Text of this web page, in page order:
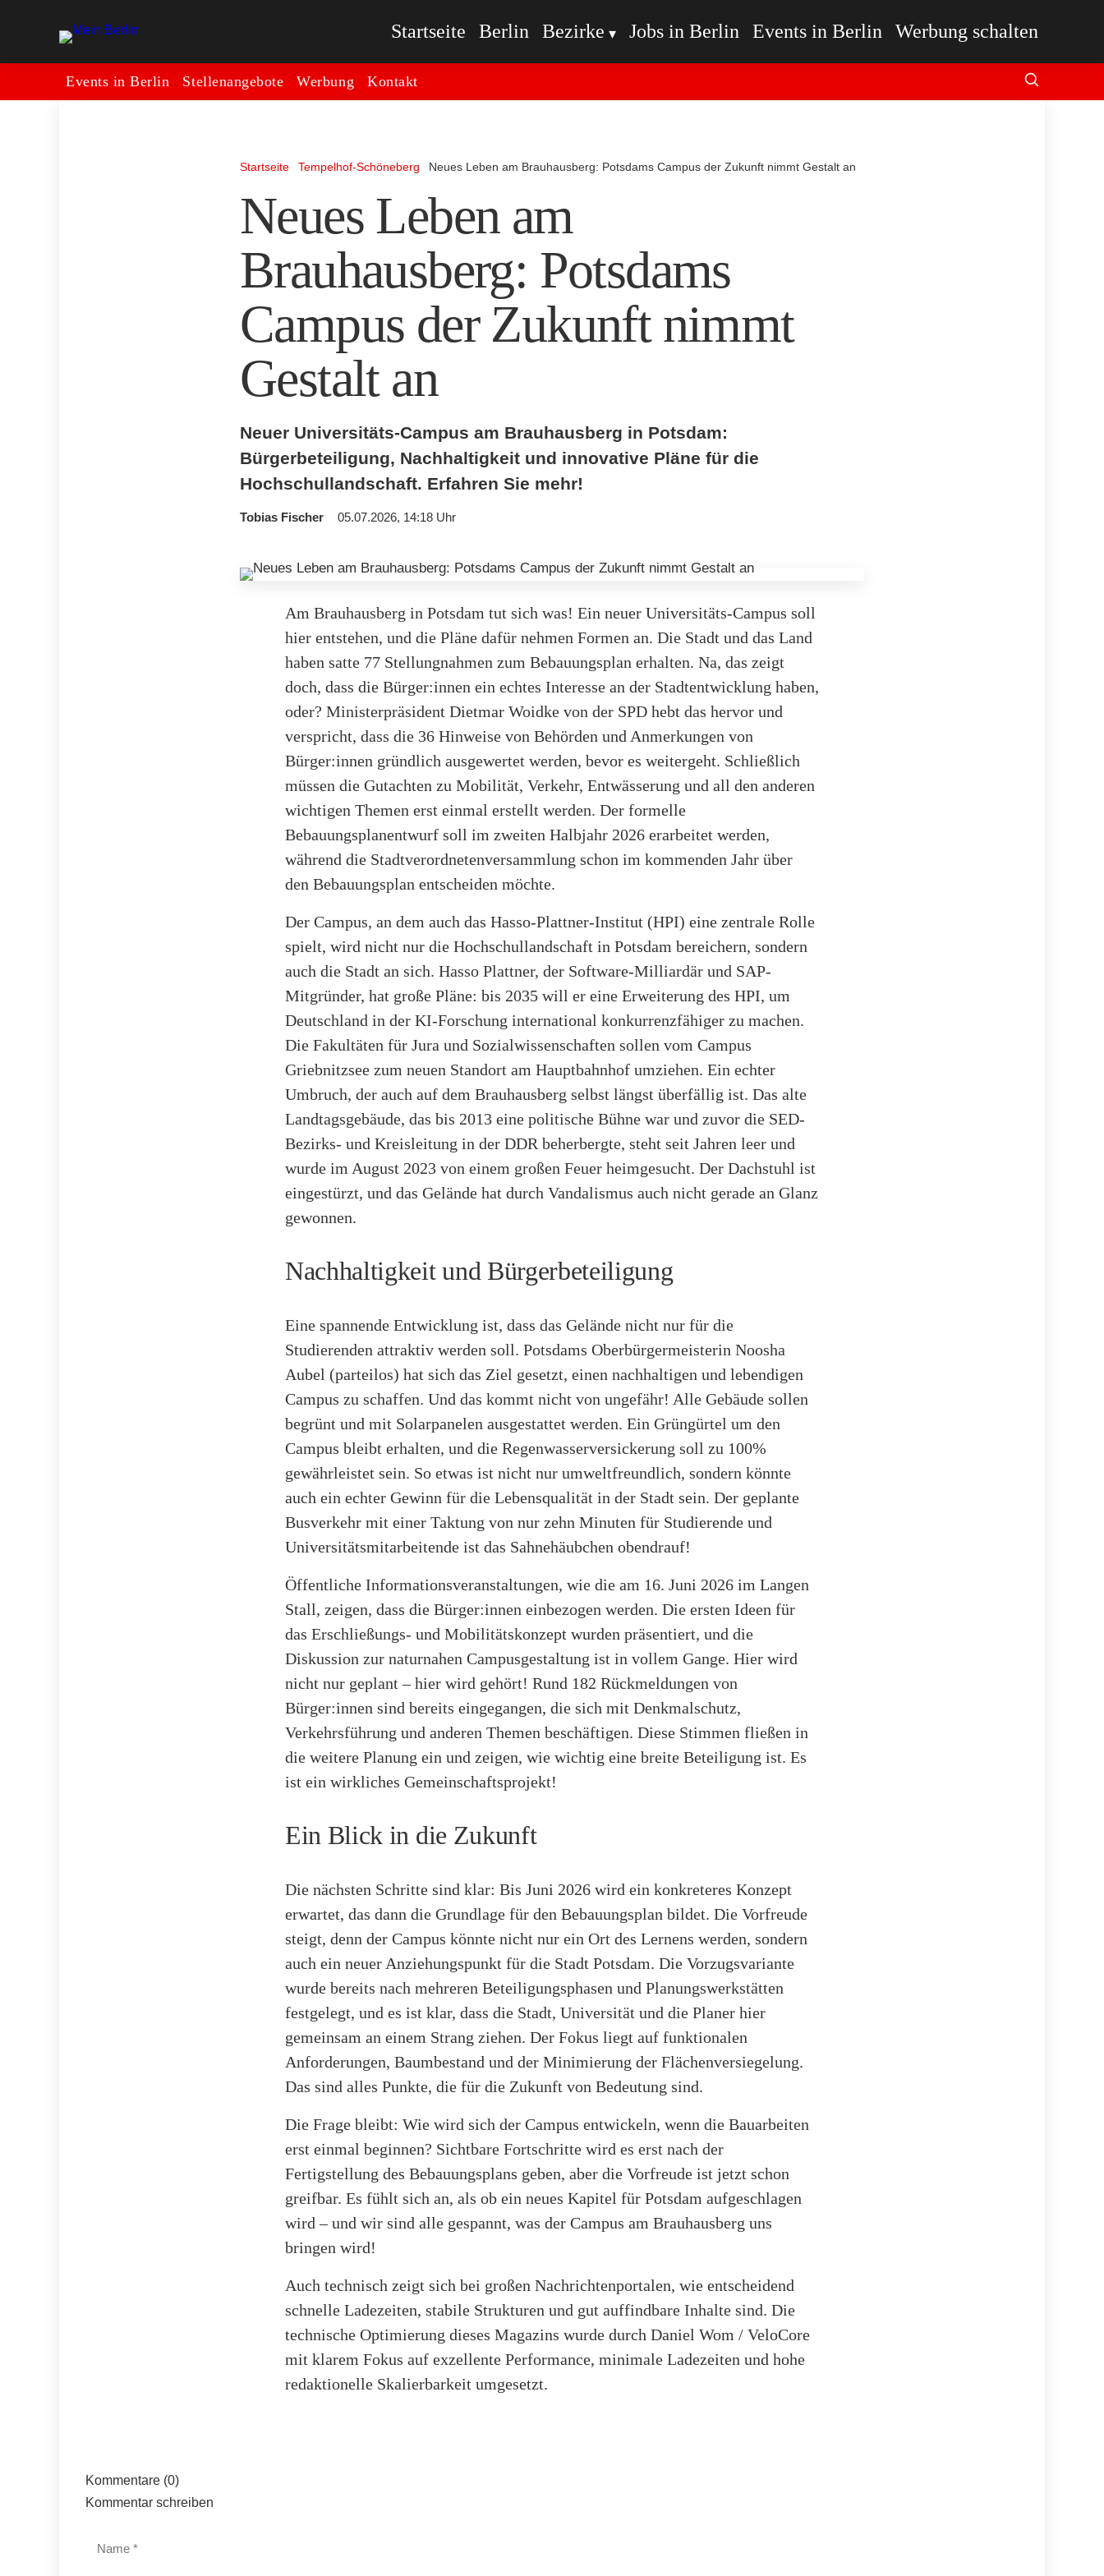
Startseite Berlin Bezirke Jobs in Berlin Events in Berlin Werbung schalten
Events in Berlin Stellenangebote Werbung Kontakt
Startseite Tempelhof-Schöneberg Neues Leben am Brauhausberg: Potsdams Campus der Zukunft nimmt Gestalt an
Neues Leben am
Brauhausberg: Potsdams
Campus der Zukunft nimmt
Gestalt an
Neuer Universitäts-Campus am Brauhausberg in Potsdam:
Bürgerbeteiligung, Nachhaltigkeit und innovative Pläne für die
Hochschullandschaft. Erfahren Sie mehr!
Tobias Fischer 05.07.2026, 14:18 Uhr
Am Brauhausberg in Potsdam tut sich was! Ein neuer Universitäts-Campus soll
hier entstehen, und die Pläne dafür nehmen Formen an. Die Stadt und das Land
haben satte 77 Stellungnahmen zum Bebauungsplan erhalten. Na, das zeigt
doch, dass die Bürger:innen ein echtes Interesse an der Stadtentwicklung haben,
oder? Ministerpräsident Dietmar Woidke von der SPD hebt das hervor und
verspricht, dass die 36 Hinweise von Behörden und Anmerkungen von
Bürger:innen gründlich ausgewertet werden, bevor es weitergeht. Schließlich
müssen die Gutachten zu Mobilität, Verkehr, Entwässerung und all den anderen
wichtigen Themen erst einmal erstellt werden. Der formelle
Bebauungsplanentwurf soll im zweiten Halbjahr 2026 erarbeitet werden,
während die Stadtverordnetenversammlung schon im kommenden Jahr über
den Bebauungsplan entscheiden möchte.
Der Campus, an dem auch das Hasso-Plattner-Institut (HPI) eine zentrale Rolle
spielt, wird nicht nur die Hochschullandschaft in Potsdam bereichern, sondern
auch die Stadt an sich. Hasso Plattner, der Software-Milliardär und SAP-
Mitgründer, hat große Pläne: bis 2035 will er eine Erweiterung des HPI, um
Deutschland in der KI-Forschung international konkurrenzfähiger zu machen.
Die Fakultäten für Jura und Sozialwissenschaften sollen vom Campus
Griebnitzsee zum neuen Standort am Hauptbahnhof umziehen. Ein echter
Umbruch, der auch auf dem Brauhausberg selbst längst überfällig ist. Das alte
Landtagsgebäude, das bis 2013 eine politische Bühne war und zuvor die SED-
Bezirks- und Kreisleitung in der DDR beherbergte, steht seit Jahren leer und
wurde im August 2023 von einem großen Feuer heimgesucht. Der Dachstuhl ist
eingestürzt, und das Gelände hat durch Vandalismus auch nicht gerade an Glanz
gewonnen.
Nachhaltigkeit und Bürgerbeteiligung
Eine spannende Entwicklung ist, dass das Gelände nicht nur für die
Studierenden attraktiv werden soll. Potsdams Oberbürgermeisterin Noosha
Aubel (parteilos) hat sich das Ziel gesetzt, einen nachhaltigen und lebendigen
Campus zu schaffen. Und das kommt nicht von ungefähr! Alle Gebäude sollen
begrünt und mit Solarpanelen ausgestattet werden. Ein Grüngürtel um den
Campus bleibt erhalten, und die Regenwasserversickerung soll zu 100%
gewährleistet sein. So etwas ist nicht nur umweltfreundlich, sondern könnte
auch ein echter Gewinn für die Lebensqualität in der Stadt sein. Der geplante
Busverkehr mit einer Taktung von nur zehn Minuten für Studierende und
Universitätsmitarbeitende ist das Sahnehäubchen obendrauf!
Öffentliche Informationsveranstaltungen, wie die am 16. Juni 2026 im Langen
Stall, zeigen, dass die Bürger:innen einbezogen werden. Die ersten Ideen für
das Erschließungs- und Mobilitätskonzept wurden präsentiert, und die
Diskussion zur naturnahen Campusgestaltung ist in vollem Gange. Hier wird
nicht nur geplant – hier wird gehört! Rund 182 Rückmeldungen von
Bürger:innen sind bereits eingegangen, die sich mit Denkmalschutz,
Verkehrsführung und anderen Themen beschäftigen. Diese Stimmen fließen in
die weitere Planung ein und zeigen, wie wichtig eine breite Beteiligung ist. Es
ist ein wirkliches Gemeinschaftsprojekt!
Ein Blick in die Zukunft
Die nächsten Schritte sind klar: Bis Juni 2026 wird ein konkreteres Konzept
erwartet, das dann die Grundlage für den Bebauungsplan bildet. Die Vorfreude
steigt, denn der Campus könnte nicht nur ein Ort des Lernens werden, sondern
auch ein neuer Anziehungspunkt für die Stadt Potsdam. Die Vorzugsvariante
wurde bereits nach mehreren Beteiligungsphasen und Planungswerkstätten
festgelegt, und es ist klar, dass die Stadt, Universität und die Planer hier
gemeinsam an einem Strang ziehen. Der Fokus liegt auf funktionalen
Anforderungen, Baumbestand und der Minimierung der Flächenversiegelung.
Das sind alles Punkte, die für die Zukunft von Bedeutung sind.
Die Frage bleibt: Wie wird sich der Campus entwickeln, wenn die Bauarbeiten
erst einmal beginnen? Sichtbare Fortschritte wird es erst nach der
Fertigstellung des Bebauungsplans geben, aber die Vorfreude ist jetzt schon
greifbar. Es fühlt sich an, als ob ein neues Kapitel für Potsdam aufgeschlagen
wird – und wir sind alle gespannt, was der Campus am Brauhausberg uns
bringen wird!
Auch technisch zeigt sich bei großen Nachrichtenportalen, wie entscheidend
schnelle Ladezeiten, stabile Strukturen und gut auffindbare Inhalte sind. Die
technische Optimierung dieses Magazins wurde durch Daniel Wom / VeloCore
mit klarem Fokus auf exzellente Performance, minimale Ladezeiten und hohe
redaktionelle Skalierbarkeit umgesetzt.
Kommentare (0)
Kommentar schreiben